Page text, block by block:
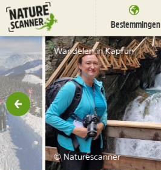
Ga
naar
content
Bestemmingen
Bestemmingen
Overnachten
Activiteiten
Natuurparken
Dieren
Wandelen in Kaprun
© Naturescanner